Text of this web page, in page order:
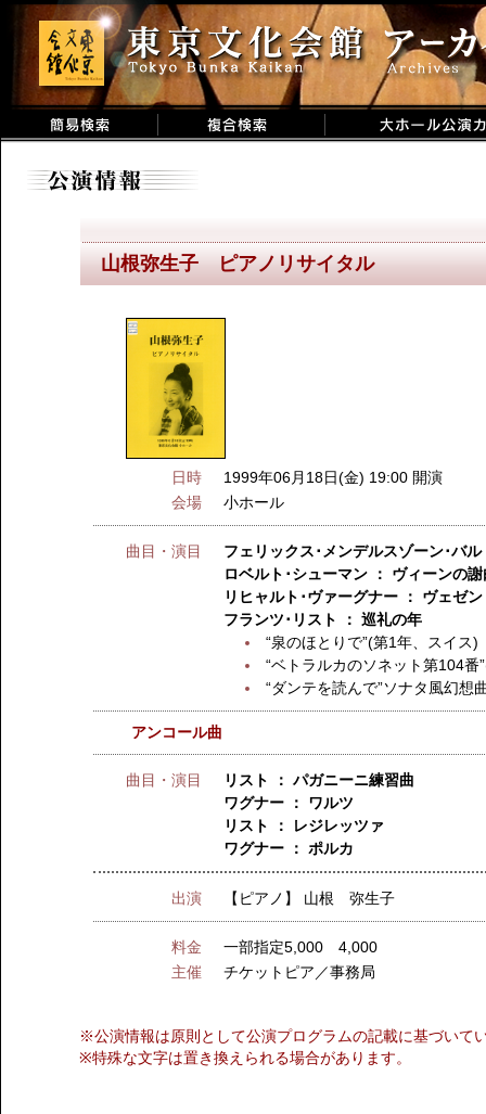
山根弥生子 ピアノリサイタル
日時
1999年06月18日(金) 19:00 開演
会場
小ホール
曲目・演目
フェリックス･メンデルスゾーン･
ロベルト･シューマン ： ヴィーンの
リヒャルト･ヴァーグナー ： ヴェゼ
フランツ･リスト ： 巡礼の年
“泉のほとりで”(第1年、スイス)
“ベトラルカのソネット第104番
“ダンテを読んで”ソナタ風幻想
アンコール曲
曲目・演目
リスト ： パガニーニ練習曲
ワグナー ： ワルツ
リスト ： レジレッツァ
ワグナー ： ポルカ
出演 【ピアノ】 山根 弥生子
料金
一部指定5,000 4,000
主催
チケットピア／事務局
※公演情報は原則として公演プログラムの記載に基づいて
※特殊な文字は置き換えられる場合があります。